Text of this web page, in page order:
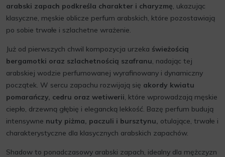
arabski zapach podkreśla charakter i charyzmę, ukazując
klasyczne, męskie oblicze perfum arabskich, które pozostawiają
po sobie trwałe i szlachetne wrażenie.
Już od pierwszych chwil kompozycja urzeka świeżością
bergamotki oraz szlachetnością szafranu, nadając tej
arabskiej wodzie perfumowanej wyrafinowany i dynamiczny
początek. W sercu zapachu rozwijają się akordy kwiatu
pomarańczy, cedru oraz wetiwerii, które wprowadzają męskie
ciepło, drzewną głębię i elegancką lekkość. Bazę perfum budują
intensywne nuty piżma, paczuli i bursztynu, otulające, trwałe i
charakterystyczne dla klasycznych arabskich zapachów.
Shadow to ponadczasowy arabski zapach, idealny dla mężczyzn